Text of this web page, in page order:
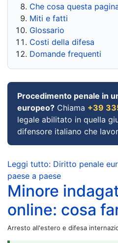
Che cosa questa
Miti e fatti
Glossario
Costi della difesa
Domande frequenti
Procedimento penale in
europeo? Chiama +39
legale abilitato in quella
difensore italiano che
Leggi tutto: Diritto penale
paese a paese
Minore
online: cosa
Arresto all'estero e difesa